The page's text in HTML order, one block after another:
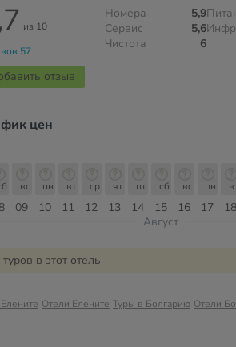
из 10
57
отзыв
Номера
5,9
Сервис
5,6
Чистота
6
цен
09
вс
10
пн
11
вт
12
ср
13
чт
14
пт
15
сб
16
вс
17
пн
18
Август
в этот отель
Отели Елените Туры в Болгарию Отели